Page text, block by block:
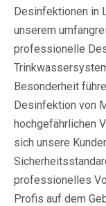
Desinfektionen in
unserem
professionelle
Besonderheit
Desinfektion von
hochgefährlichen
sich unsere
professionelles
Profis auf dem